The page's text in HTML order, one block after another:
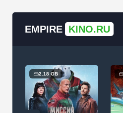
EMPIRE KINO.RU
2.18 GB